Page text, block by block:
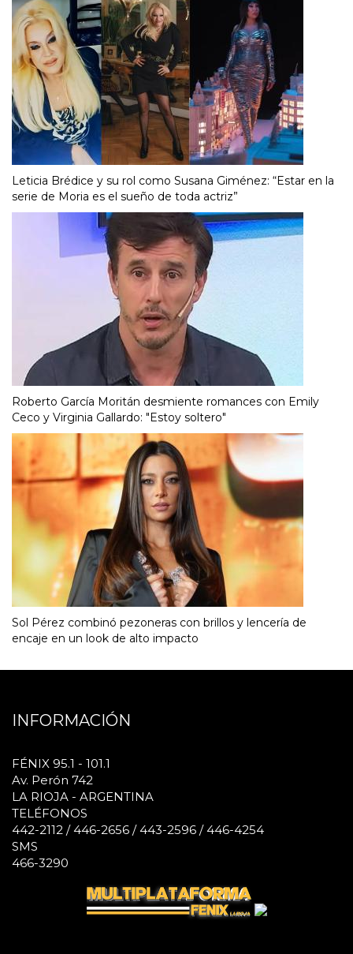
Leticia Brédice y su rol como Susana Giménez: “Estar en la
serie de Moria es el sueño de toda actriz”
Roberto García Moritán desmiente romances con Emily
Ceco y Virginia Gallardo: "Estoy soltero"
Sol Pérez combinó pezoneras con brillos y lencería de
encaje en un look de alto impacto
INFORMACIÓN
FÉNIX 95.1 - 101.1
Av. Perón 742
LA RIOJA - ARGENTINA
TELÉFONOS
442-2112 / 446-2656 / 443-2596 / 446-4254
SMS
466-3290